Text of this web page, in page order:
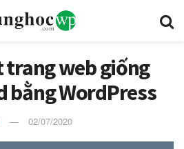
trang web giống
bằng WordPress
02/07/2020